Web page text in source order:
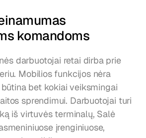
komandoms
darbuotojai retai dirba prie
Mobilios funkcijos nėra
bet kokiai veiksmingai
sprendimui. Darbuotojai turi
iš virtuvės terminalų, Salė
įrenginiuose,